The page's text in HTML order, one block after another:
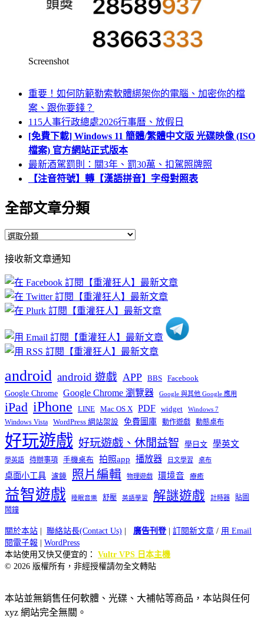
Screenshot
重要！如何防範勒索軟體綁架你的電腦、加密你的檔
案、跟你要錢？
115人事行政總處2026行事曆、放假日
[免費下載] Windows 11 簡體/繁體中文版 光碟映像 (ISO
檔案) 官方網站正式版本
最新酒駕罰則：關3年、罰30萬、扣駕照牌照
【注音符號】轉【漢語拼音】字母對照表
全部文章分類
全
文
章
分
類
接收新文章通知
android android 遊戲 APP BBS Facebook
Google Chrome Google Chrome 瀏覽器 Google 與其他 Google 應用
iPad iPhone LINE Mac OS X PDF widget Windows 7
Windows Vista WordPress 網站架設 免費圖庫 動作遊戲 動態桌布
好玩遊戲 好玩遊戲、休閒益智 學日文 學英文
學英語 待辦事項 手機桌布 拍照app 播放器 日文學習 桌布
桌面小工具 濾鏡 照片編輯 物理遊戲 環境音 療癒
益智遊戲 睡眠音樂 舒壓 英語學習 解謎遊戲 計時器
貼圖
鬧鐘
關於本站 聯絡站長(Contact Us) 廣告刊登| 訂閱新文章 / 用 Email
閱電子報
WordPress
本站使用又快又便宜的： Vultr VPS 日本主機
© 2026 版權所有，非經授權請勿全文轉貼
本站並無銷售任何軟體、光碟、大補帖等商品，本站與任何
xyz 網站完全無關。